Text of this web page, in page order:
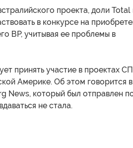
проекта, доли Total
в конкурсе на
ВР, учитывая ее проблемы в
принять участие в проектах
Америке. Об этом говорится в
News, который был отправлен
не стала.